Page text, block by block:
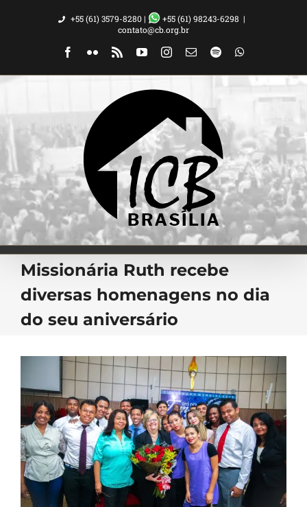
+55 (61) 3579-8280 | +55 (61) 98243-6298 |
contato@cb.org.br
Facebook
FlickrRss YouTubeInstagram
EmailSpotify
Missionária Ruth recebe
diversas homenagens no dia
do seu aniversário